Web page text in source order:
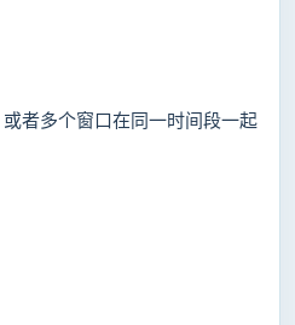
者多个窗口在同一时间段一起